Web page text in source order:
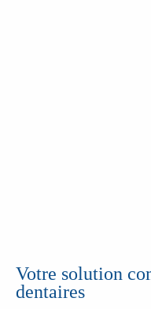
Votre solution
dentaires